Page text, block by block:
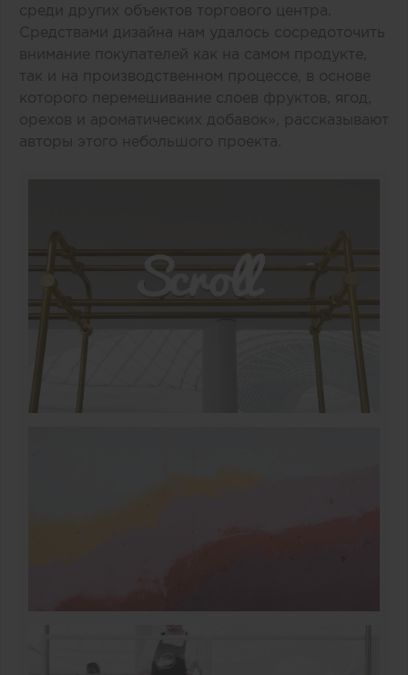
среди других объектов торгового центра.
Средствами дизайна нам удалось сосредоточить
внимание покупателей как на самом продукте,
так и на производственном процессе, в основе
которого перемешивание слоев фруктов, ягод,
орехов и ароматических добавок», рассказывают
авторы этого небольшого проекта.